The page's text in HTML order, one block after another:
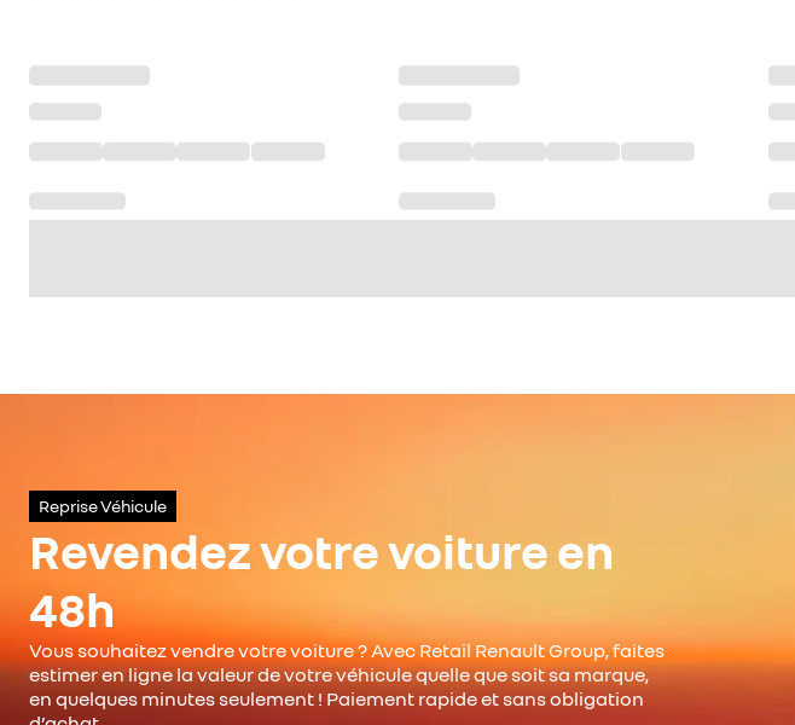
Reprise Véhicule
Revendez votre voiture en
48h
Vous souhaitez vendre votre voiture ? Avec Retail Renault Group, faites
estimer en ligne la valeur de votre véhicule quelle que soit sa marque,
en quelques minutes seulement ! Paiement rapide et sans obligation